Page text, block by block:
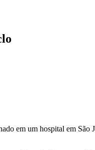
em um hospital em